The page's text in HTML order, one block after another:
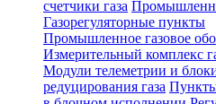
счетчики газа
Газорегуляторные пункты
Промышленное газовое
Измерительный комплекс
Модули телеметрии и
редуцирования газа Пункты